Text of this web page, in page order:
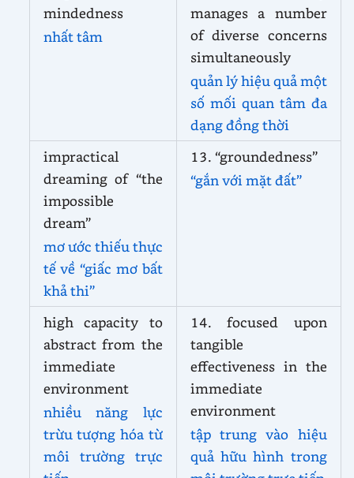
mindedness
nhất tâm
manages a number
of diverse concerns
simultaneously
quản lý hiệu quả một
số mối quan tâm đa
dạng đồng thời
impractical
dreaming of “the
impossible
dream”
mơ ước thiếu thực
tế về “giấc mơ bất
khả thi”
13. “groundedness”
“gắn với mặt đất”
high capacity to
abstract from the
immediate
environment
nhiều năng lực
trừu tượng hóa từ
môi trường trực
14. focused upon
tangible
effectiveness in the
immediate
environment
tập trung vào hiệu
quả hữu hình trong